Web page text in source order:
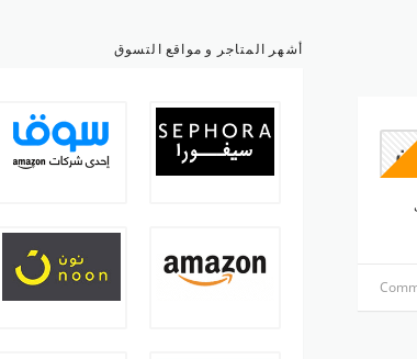
أشهر المتاجر و مواقع التسوق